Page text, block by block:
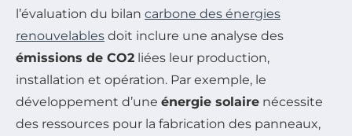
l’évaluation du bilan carbone des énergies
renouvelables doit inclure une analyse des
émissions de CO2 liées leur production,
installation et opération. Par exemple, le
développement d’une énergie solaire nécessite
des ressources pour la fabrication des panneaux,